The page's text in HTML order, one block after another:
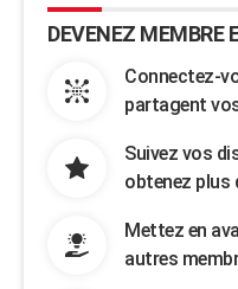
DEVENEZ MEMBRE
Connectez-
partagent
Suivez vos
obtenez plus
Mettez en
autres